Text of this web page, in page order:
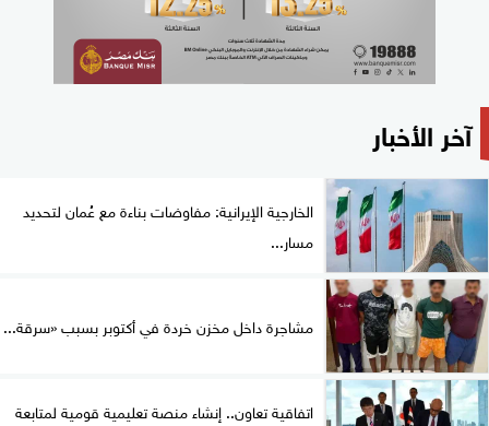
آخر الأخبار
الخارجية الإيرانية: مفاوضات بناءة مع عُمان لتحديد
مسار...
مشاجرة داخل مخزن خردة في أكتوبر بسبب «سرقة...
اتفاقية تعاون.. إنشاء منصة تعليمية قومية لمتابعة